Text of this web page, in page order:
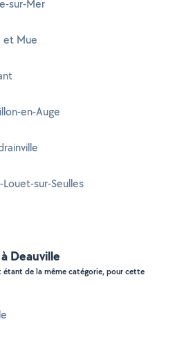
sur-Mer
et Mue
en-Auge
sur-Seulles
Deauville
étant de la même catégorie, pour cette